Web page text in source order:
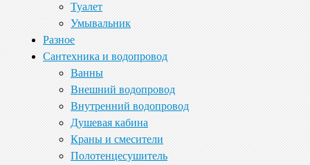
Туалет
Умывальник
Разное
Сантехника и водопровод
Ванны
Внешний водопровод
Внутренний водопровод
Душевая кабина
Краны и смесители
Полотенцесушитель